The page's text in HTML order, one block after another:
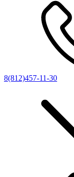
8(812)457-11-30